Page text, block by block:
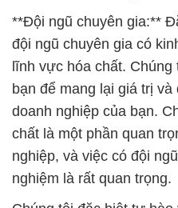
**Đội ngũ chuyên gia:**
đội ngũ chuyên gia có
lĩnh vực hóa chất.
bạn để mang lại giá trị
doanh nghiệp của bạn.
chất là một phần quan
nghiệp, và việc có đội
nghiệm là rất quan trọng.